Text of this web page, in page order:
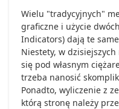
Wielu "tradycyjnych"
graficzne i użycie
Indicators) dają te
Niestety, w
się pod własnym
trzeba nanosić
Ponadto, wyliczenie z
którą stronę należy